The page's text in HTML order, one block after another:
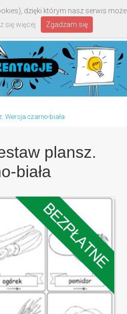
Wersja czarno-biała
plansz.
biała
dzięki którym nasz serwis może
się więcej Zgadzam się